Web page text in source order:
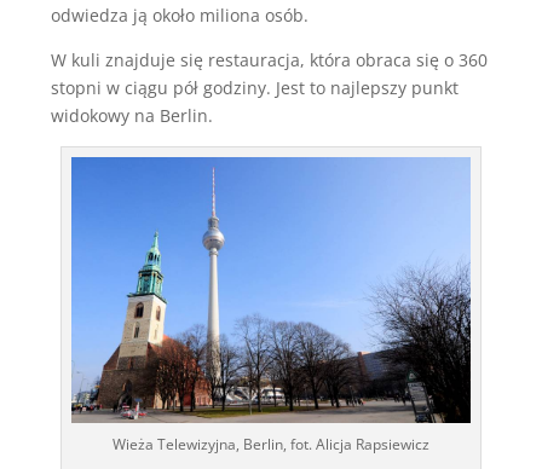
odwiedza ją około miliona osób.
W kuli znajduje się restauracja, która obraca się o 360
stopni w ciągu pół godziny. Jest to najlepszy punkt
widokowy na Berlin.
Wieża Telewizyjna, Berlin, fot. Alicja Rapsiewicz